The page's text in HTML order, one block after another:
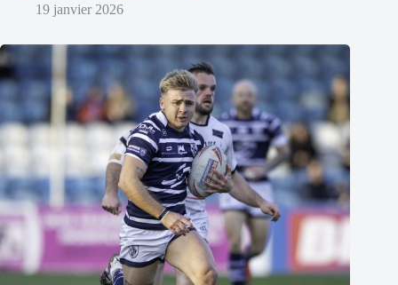
19 janvier 2026